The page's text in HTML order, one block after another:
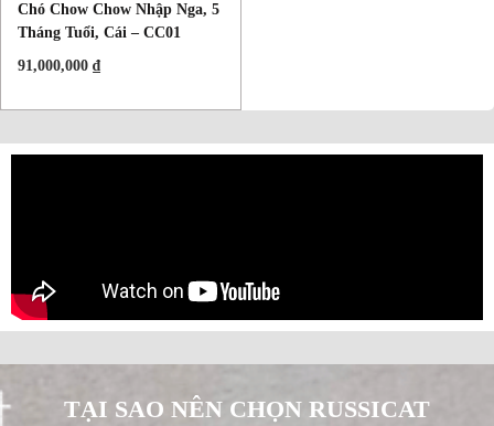
Chó Chow Chow Nhập Nga, 5
Tháng Tuổi, Cái – CC01
91,000,000 ₫
TẠI SAO NÊN CHỌN RUSSICAT